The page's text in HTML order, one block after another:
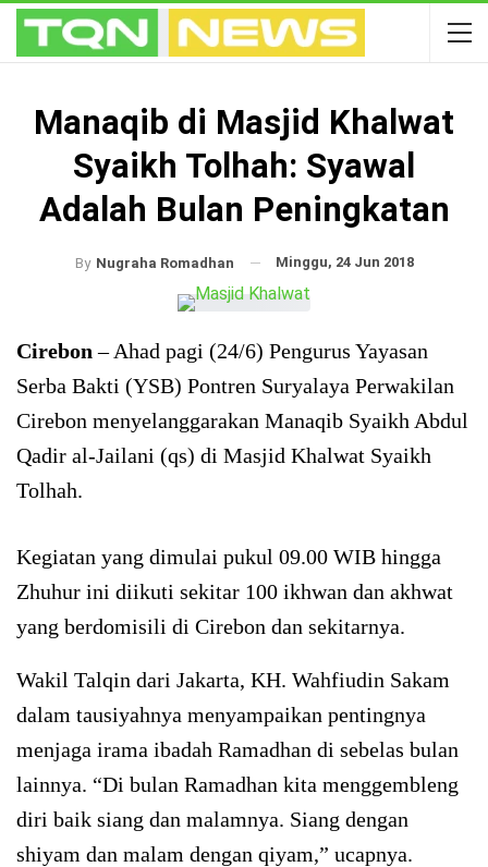
Manaqib di Masjid Khalwat
Syaikh Tolhah: Syawal
Adalah Bulan Peningkatan
By Nugraha Romadhan Minggu, 24 Jun 2018
Cirebon – Ahad pagi (24/6) Pengurus Yayasan
Serba Bakti (YSB) Pontren Suryalaya Perwakilan
Cirebon menyelanggarakan Manaqib Syaikh Abdul
Qadir al-Jailani (qs) di Masjid Khalwat Syaikh
Tolhah.
Kegiatan yang dimulai pukul 09.00 WIB hingga
Zhuhur ini diikuti sekitar 100 ikhwan dan akhwat
yang berdomisili di Cirebon dan sekitarnya.
Wakil Talqin dari Jakarta, KH. Wahfiudin Sakam
dalam tausiyahnya menyampaikan pentingnya
menjaga irama ibadah Ramadhan di sebelas bulan
lainnya. “Di bulan Ramadhan kita menggembleng
diri baik siang dan malamnya. Siang dengan
shiyam dan malam dengan qiyam,” ucapnya.